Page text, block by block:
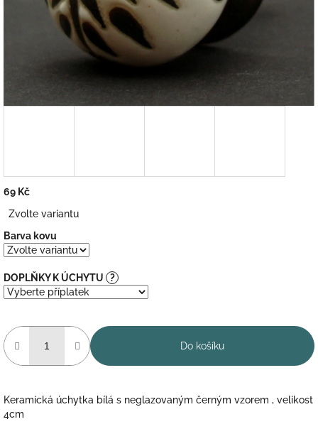
69 Kč
cena:
Zvolte variantu
Barva kovu
DOPLŇKY K ÚCHYTU ?
Do košíku
Keramická úchytka bílá s neglazovaným černým vzorem , velikost
4cm